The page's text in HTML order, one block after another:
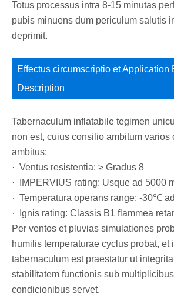
Totus processus intra 8-15 minutas
pubis minuens dum periculum salutis
deprimit.
Effectus circumscriptio et Application
Description
Tabernaculum inflatabile tegimen
non est, cuius consilio ambitum varios
ambitus;
· Ventus resistentia: ≥ Gradus 8
· IMPERVIUS rating: Usque ad 5000
· Temperatura operans range: -30℃
· Ignis rating: Classis B1 flammea
Per ventos et pluvias simulationes
humilis temperaturae cyclus probat, et
tabernaculum est praestatur ut
stabilitatem functionis sub
condicionibus servet.